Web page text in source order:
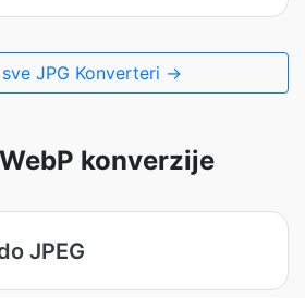
JPG Konverteri →
konverzije
JPEG